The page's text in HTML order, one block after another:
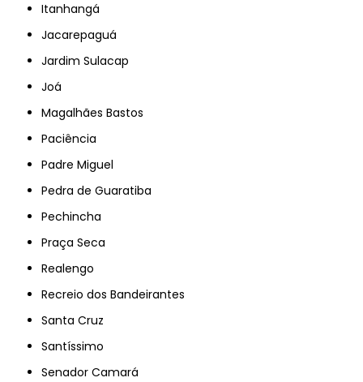
Itanhangá
Jacarepaguá
Jardim Sulacap
Joá
Magalhães Bastos
Paciência
Padre Miguel
Pedra de Guaratiba
Pechincha
Praça Seca
Realengo
Recreio dos Bandeirantes
Santa Cruz
Santíssimo
Senador Camará